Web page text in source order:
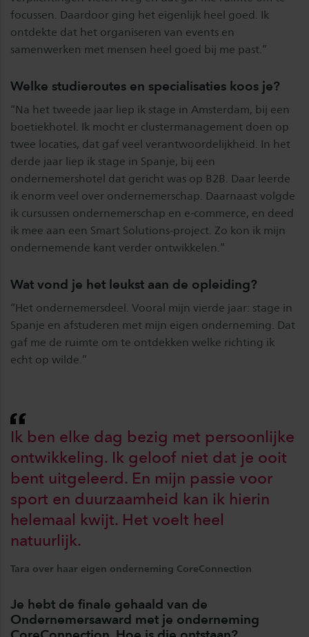
focussen. Daardoor ging het eigenlijk heel goed. Ik
ontdekte dat het organiseren van events en
samenwerken met mensen heel goed bij me past.”
Welke studieroutes en specialisaties koos je?
“Na het tweede jaar liep ik stage in Amsterdam, bij een
boetiekhotel. Ik mocht er clustermanagement doen op
twee locaties, dat gaf veel verantwoordelijkheid. In het
derde jaar liep ik stage in Spanje, bij een
ondernemershotel dat gericht was op B2B. Daar leerde
ik enorm veel over ondernemerschap. Daarnaast volgde
ik cursussen ondernemerschap en e-commerce, en deed
ik mee aan een Smart Solutions-project. Zo kon ik mijn
ondernemende kant verder ontwikkelen.”
Wat vond je het leukst aan de opleiding?
“Het ondernemersdeel. Vooral mijn vierde jaar: stage in
Spanje en afstuderen met mijn eigen onderneming. Dat
gaf me de ruimte om te ontdekken welke richting ik
echt op wilde.”
Ik ben elke dag bezig met persoonlijke
ontwikkeling. Ik geloof niet dat je ooit
bent uitgeleerd. En mijn passie voor
sport en duurzaamheid kan ik hierin
helemaal kwijt. Het voelt heel
natuurlijk.
Tara over haar eigen onderneming CoreConnection
Je hebt de finale gehaald van de
Ondernemersaward met je onderneming